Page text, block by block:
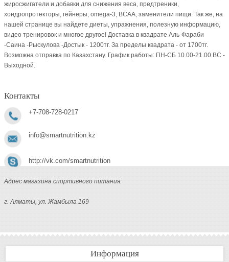
жиросжигатели и добавки для снижения веса, предтреники,
хондропротекторы, гейнеры, omega-3, BCAA, заменители пищи. Так же, на
нашей странице вы найдете диеты, упражнения, полезную информацию,
видео тренировок и многое другое! Доставка в квадрате Аль-Фараби
-Саина -Рыскулова -Достык - 1200тг. За пределы квадрата - от 1700тг.
Возможна отправка по Казахстану. График работы: ПН-СБ 10.00-21.00 ВC -
Выходной.
Контакты
+7-708-728-0217
info@smartnutrition.kz
http://vk.com/smartnutrition
Адрес магазина спортивного питания:
г. Алматы, ул. Жамбыла 169
Информация